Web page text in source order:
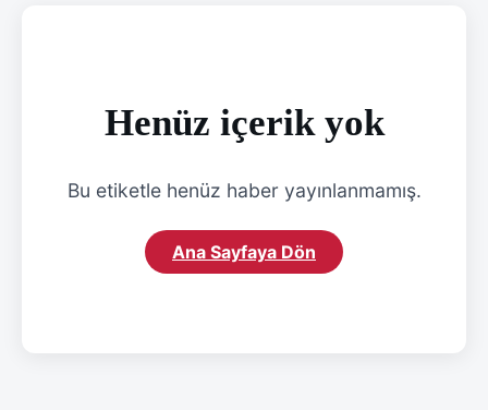
Henüz içerik yok
Bu etiketle henüz haber yayınlanmamış.
Ana Sayfaya Dön